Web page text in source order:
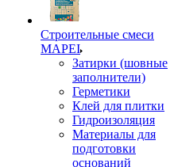
Строительные смеси
MAPEI
Затирки (шовные
заполнители)
Герметики
Клей для плитки
Гидроизоляция
Материалы для
подготовки
оснований